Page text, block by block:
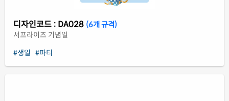
디자인코드 : DA028 (6개 규격)
서프라이즈 기념일
#생일
#파티